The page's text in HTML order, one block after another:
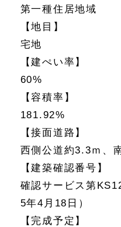
第一種住居地域
【地目】
宅地
【建ぺい率】
60%
【容積率】
181.92%
【接面道路】
西側公道約3.3ｍ、
【建築確認番号】
確認サービス第
5年4月18日）
【完成予定】